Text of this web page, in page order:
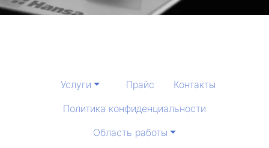
Услуги Прайс
Контакты
Политика конфиденциальности
Область работы